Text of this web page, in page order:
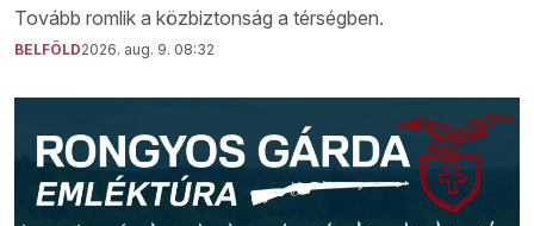
Tovább romlik a közbiztonság a térségben.
BELFÖLD2026. aug. 9. 08:32